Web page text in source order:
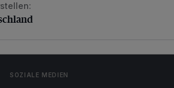
SOZIALE MEDIEN